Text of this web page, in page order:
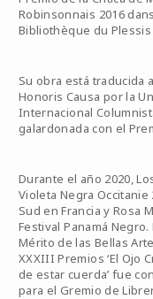
Robinsonnais 2016
Bibliothèque du
Su obra está traducida
Honoris Causa por la
Internacional
galardonada con el
Durante el año 2020,
Violeta Negra
Sud en Francia y Rosa
Festival Panamá
Mérito de las Bellas
XXXIII Premios ‘El Ojo
de estar cuerda’ fue
para el Gremio de